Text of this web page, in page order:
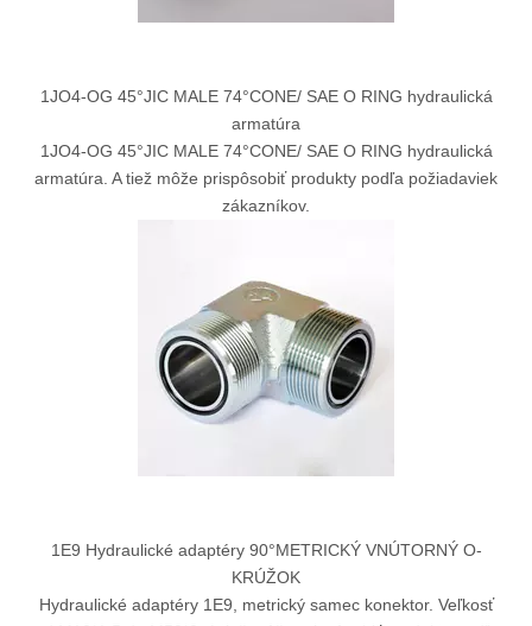
1JO4-OG 45°JIC MALE 74°CONE/ SAE O RING hydraulická
armatúra
1JO4-OG 45°JIC MALE 74°CONE/ SAE O RING hydraulická
armatúra. A tiež môže prispôsobiť produkty podľa požiadaviek
zákazníkov.
1E9 Hydraulické adaptéry 90°METRICKÝ VNÚTORNÝ O-
KRÚŽOK
Hydraulické adaptéry 1E9, metrický samec konektor. Veľkosť